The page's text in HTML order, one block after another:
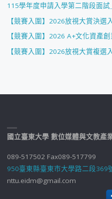
115學年度申請入學第二階段面
【競賽入圍】2026放視大賞決選
【競賽入圍】2026 A+文化資產
【競賽入圍】2026放視大賞複選
國立臺東大學 數位媒體與文教產
089-517502 Fax089-517799
950臺東縣臺東市大學路二段369
nttu.eidm@gmail.com